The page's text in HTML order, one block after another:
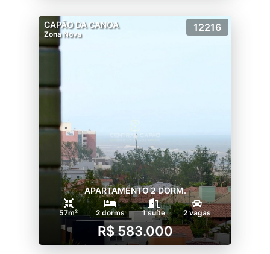
CAPÃO DA CANOA
Zona Nova
12216
APARTAMENTO 2 DORM.
57m² 2 dorms 1 suíte 2 vagas
R$ 583.000